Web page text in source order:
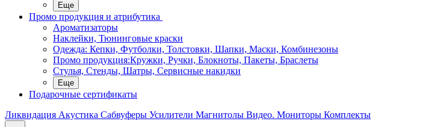
Еще
Промо продукция и атрибутика
Ароматизаторы
Наклейки, Тюнинговые краски
Одежда: Кепки, Футболки, Толстовки, Шапки, Маски, Комбинезоны
Промо продукция:Кружки, Ручки, Блокноты, Пакеты, Браслеты
Стулья, Стенды, Шатры, Сервисные накидки
Еще
Подарочные сертификаты
Ликвидация Акустика Сабвуферы Усилители Магнитолы Видео. Мониторы Комплекты